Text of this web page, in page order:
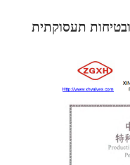
תעסוקתית